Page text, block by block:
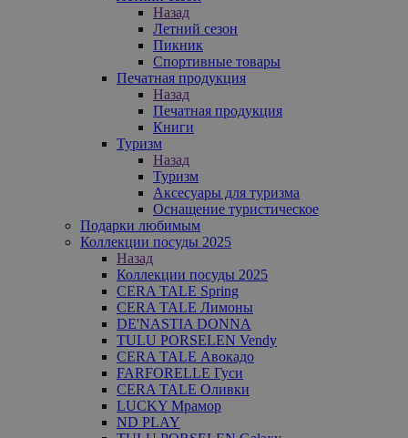
Назад
Летний сезон
Пикник
Спортивные товары
Печатная продукция
Назад
Печатная продукция
Книги
Туризм
Назад
Туризм
Аксесуары для туризма
Оснащение туристическое
Подарки любимым
Коллекции посуды 2025
Назад
Коллекции посуды 2025
CERA TALE Spring
CERA TALE Лимоны
DE'NASTIA DONNA
TULU PORSELEN Vendy
CERA TALE Авокадо
FARFORELLE Гуси
CERA TALE Оливки
LUCKY Мрамор
ND PLAY